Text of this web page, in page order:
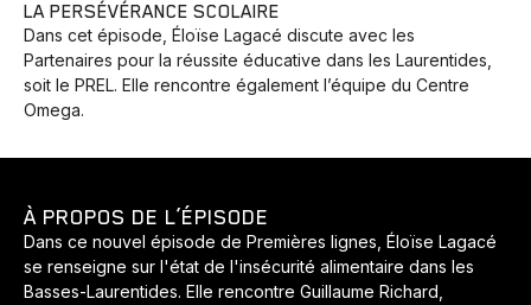
Voyage Yoga
LA PERSÉVÉRANCE SCOLAIRE
Dans cet épisode, Éloïse Lagacé discute avec les
Partenaires pour la réussite éducative dans les Laurentides,
soit le PREL. Elle rencontre également l’équipe du Centre
Omega.
À PROPOS DE L’ÉPISODE
Dans ce nouvel épisode de Premières lignes, Éloïse Lagacé
se renseigne sur l'état de l'insécurité alimentaire dans les
Basses-Laurentides. Elle rencontre Guillaume Richard,